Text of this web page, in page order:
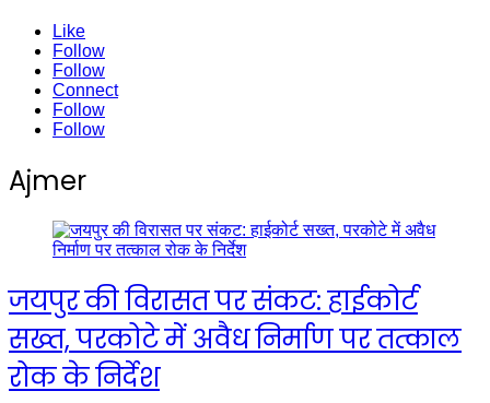
Like
Follow
Follow
Connect
Follow
Follow
Ajmer
जयपुर की विरासत पर संकट: हाईकोर्ट
सख्त, परकोटे में अवैध निर्माण पर तत्काल
रोक के निर्देश